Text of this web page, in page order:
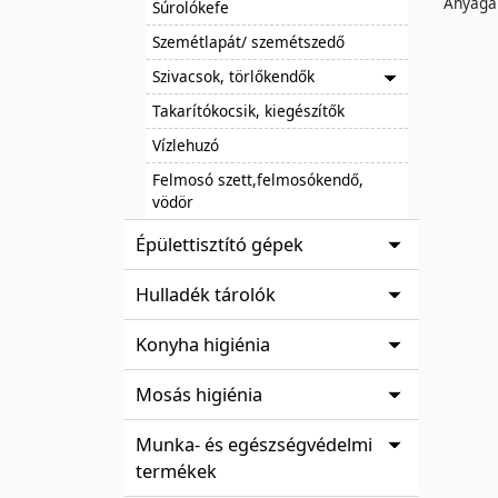
Súrolókefe
Szemétlapát/ szemétszedő
Szivacsok, törlőkendők
Takarítókocsik, kiegészítők
Vízlehuzó
Felmosó szett,felmosókendő,
vödör
Épülettisztító gépek
Hulladék tárolók
Konyha higiénia
Mosás higiénia
Munka- és egészségvédelmi
termékek